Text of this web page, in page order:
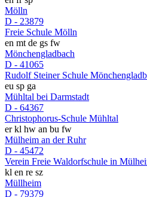
Mölln
D - 23879
Freie Schule Mölln
en mt de gs fw
Mönchengladbach
D - 41065
Rudolf Steiner Schule
eu sp ga
Mühltal bei Darmstadt
D - 64367
Christophorus-Schule Mühltal
er kl hw an bu fw
Mülheim an der Ruhr
D - 45472
Verein Freie Waldorfschule in
kl en re sz
Müllheim
D - 79379